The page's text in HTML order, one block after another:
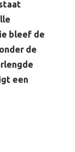
bleef de
de
een